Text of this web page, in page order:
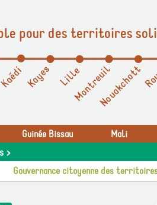
pour des territoires
Guinée Bissau Mali
>
Gouvernance citoyenne des